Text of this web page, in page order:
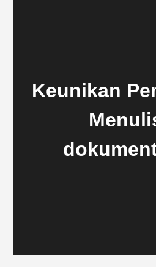
Keunikan